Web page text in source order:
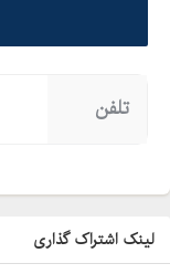
تلفن
لینک اشتراک گذاری